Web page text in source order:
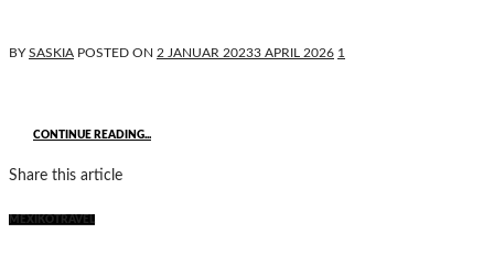
BYSASKIA POSTED ON 2 JANUAR 20233 APRIL 2026 1
CONTINUE READING...
Share this article
MEXIKO TRAVEL